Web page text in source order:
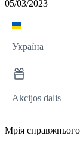
05/03/2023
Україна
Akcijos dalis
Мрія